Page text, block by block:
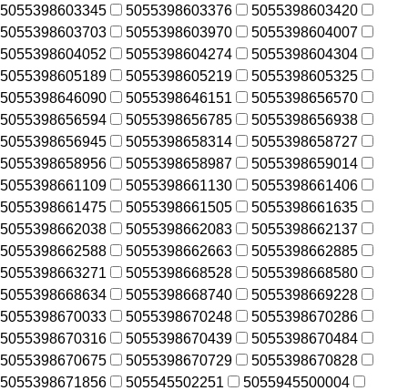
5055398603345
5055398603376
5055398603420
5055398603703
5055398603970
5055398604007
5055398604052
5055398604274
5055398604304
5055398605189
5055398605219
5055398605325
5055398646090
5055398646151
5055398656570
5055398656594
5055398656785
5055398656938
5055398656945
5055398658314
5055398658727
5055398658956
5055398658987
5055398659014
5055398661109
5055398661130
5055398661406
5055398661475
5055398661505
5055398661635
5055398662038
5055398662083
5055398662137
5055398662588
5055398662663
5055398662885
5055398663271
5055398668528
5055398668580
5055398668634
5055398668740
5055398669228
5055398670033
5055398670248
5055398670286
5055398670316
5055398670439
5055398670484
5055398670675
5055398670729
5055398670828
5055398671856
505545502251
5055945500004